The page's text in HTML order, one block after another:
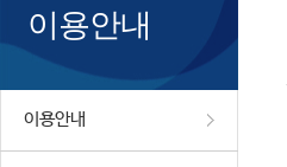
이용안내
이용안내